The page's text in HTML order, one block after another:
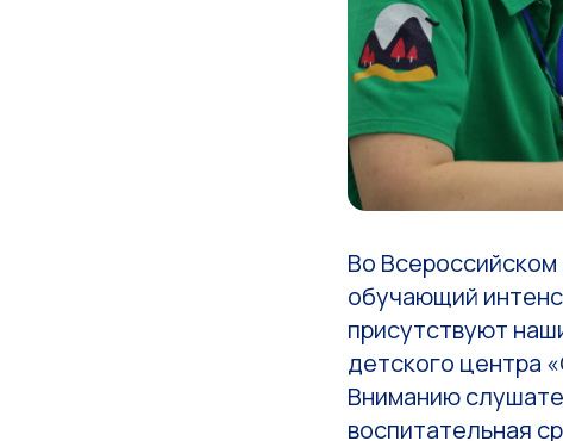
Во
обучающий
присутствуют
детского центра
Вниманию
воспитательная